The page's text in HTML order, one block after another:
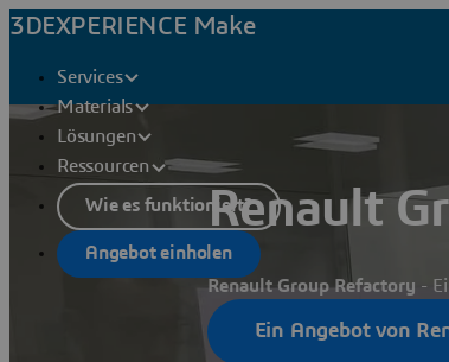
3DEXPERIENCE Make
Services
Materials
Lösungen
Ressourcen
Wie es funktioniert?
Angebot einholen
Renault
Renault Group Refactory -
Ein Angebot von